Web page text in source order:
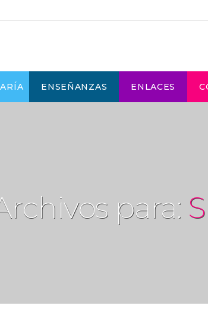
ENSEÑANZAS ENLACES
para: